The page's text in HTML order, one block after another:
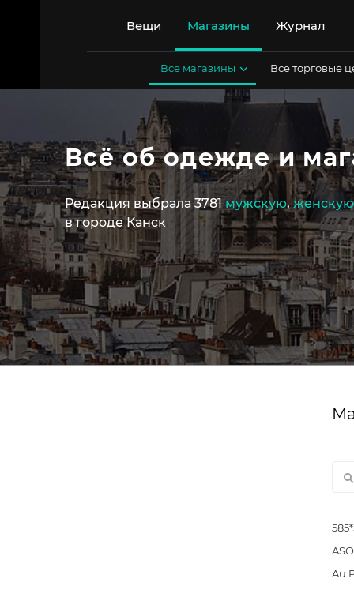
Вещи Магазины Журнал
Все магазины Все торговые
Всё об одежде и
Редакция выбрала 3781мужскую,женскую
в городе Канск
Au